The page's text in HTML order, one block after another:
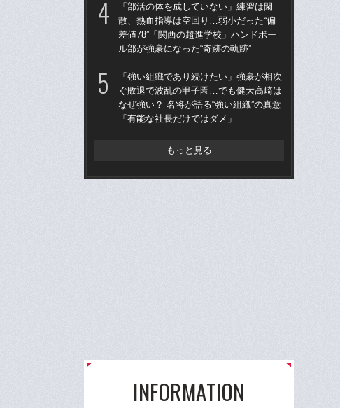
「部活の体を成していない」練習は閑
散、熱血指導は空回り…弱小だった“偏
差値78”「関西の超進学校」ハンドボー
ル部が強豪になった“奇跡の軌跡”
「強い組織であり続けたい」強豪が相次
ぐ敗退で波乱の甲子園…でも健大高崎は
なぜ強い？ 名将が語る“強い組織”の真意
「有能な社長だけではダメ」
もっと見る
INFORMATION